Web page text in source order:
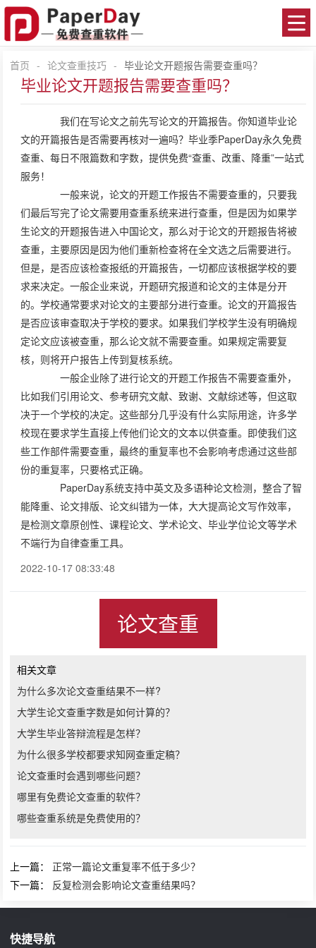
首页 - 论文查重技巧 - 毕业论文开题报告需要查重吗？
毕业论文开题报告需要查重吗？
我们在写论文之前先写论文的开篇报告。你知道毕业论
文的开篇报告是否需要再核对一遍吗？毕业季PaperDay永久免费
查重、每日不限篇数和字数，提供免费“查重、改重、降重”一站式
服务！
一般来说，论文的开题工作报告不需要查重的，只要我
们最后写完了论文需要用查重系统来进行查重，但是因为如果学
生论文的开题报告进入中国论文，那么对于论文的开题报告将被
查重，主要原因是因为他们重新检查将在全文选之后需要进行。
但是，是否应该检查报纸的开篇报告，一切都应该根据学校的要
求来决定。一般企业来说，开题研究报道和论文的主体是分开
的。学校通常要求对论文的主要部分进行查重。论文的开篇报告
是否应该审查取决于学校的要求。如果我们学校学生没有明确规
定论文应该被查重，那么论文就不需要查重。如果规定需要复
核，则将开户报告上传到复核系统。
一般企业除了进行论文的开题工作报告不需要查重外，
比如我们引用论文、参考研究文献、致谢、文献综述等，但这取
决于一个学校的决定。这些部分几乎没有什么实际用途，许多学
校现在要求学生直接上传他们论文的文本以供查重。即使我们这
些工作部件需要查重，最终的重复率也不会影响考虑通过这些部
份的重复率，只要格式正确。
PaperDay系统支持中英文及多语种论文检测，整合了智
能降重、论文排版、论文纠错为一体，大大提高论文写作效率，
是检测文章原创性、课程论文、学术论文、毕业学位论文等学术
不端行为自律查重工具。
2022-10-17 08:33:48
论文查重
相关文章
为什么多次论文查重结果不一样?
大学生论文查重字数是如何计算的？
大学生毕业答辩流程是怎样？
为什么很多学校都要求知网查重定稿？
论文查重时会遇到哪些问题？
哪里有免费论文查重的软件？
哪些查重系统是免费使用的？
上一篇： 正常一篇论文重复率不低于多少？
下一篇： 反复检测会影响论文查重结果吗？
快捷导航